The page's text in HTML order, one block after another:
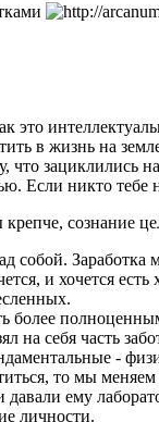
это
в жизнь на
Если никто
сознание
и хочется
более
себя часть
-
то мы
ему
личности.